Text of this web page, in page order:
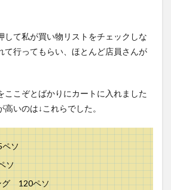
して私が買い物リストをチェックしな
て行ってもらい、ほとんど店員さんが
ここぞとばかりにカートに入れました
いのは↓これらでした。
ソ
ソ
グ 120ペソ